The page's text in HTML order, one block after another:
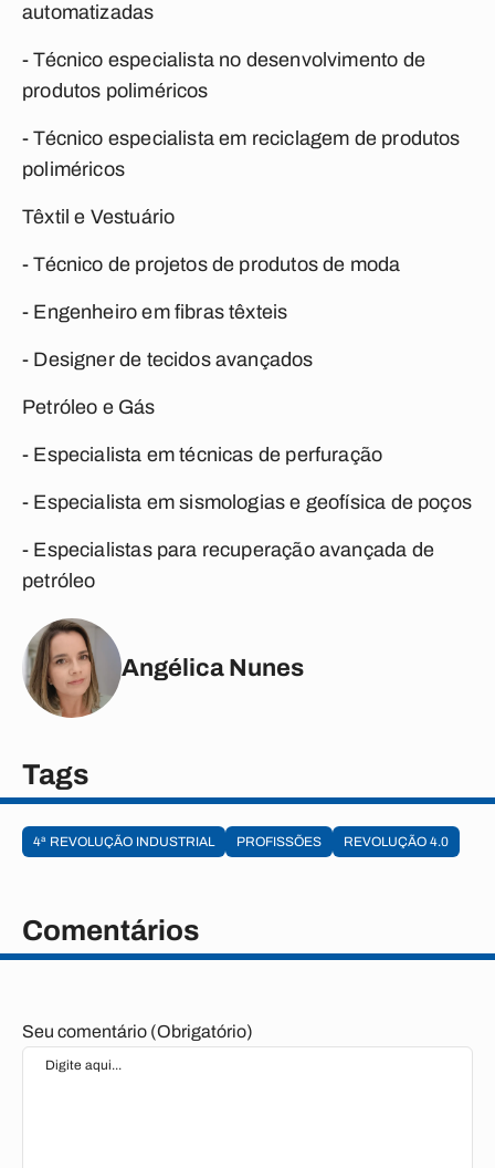
automatizadas
- Técnico especialista no desenvolvimento de
produtos poliméricos
- Técnico especialista em reciclagem de produtos
poliméricos
Têxtil e Vestuário
- Técnico de projetos de produtos de moda
- Engenheiro em fibras têxteis
- Designer de tecidos avançados
Petróleo e Gás
- Especialista em técnicas de perfuração
- Especialista em sismologias e geofísica de poços
- Especialistas para recuperação avançada de
petróleo
Angélica Nunes
Tags
4ª REVOLUÇÃO INDUSTRIAL PROFISSÕES REVOLUÇÃO 4.0
Comentários
Seu comentário (Obrigatório)